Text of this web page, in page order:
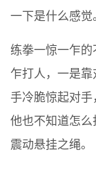
一下是什么感觉
练拳一惊一乍
乍打人，一是
手冷脆惊起对手
他也不知道怎
震动悬挂之绳。